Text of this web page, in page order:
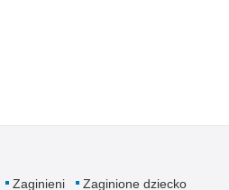
Zaginieni
Zaginione dziecko